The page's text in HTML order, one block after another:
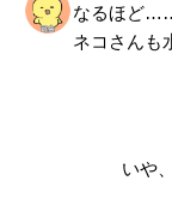
なるほど
ネコさんも
いや